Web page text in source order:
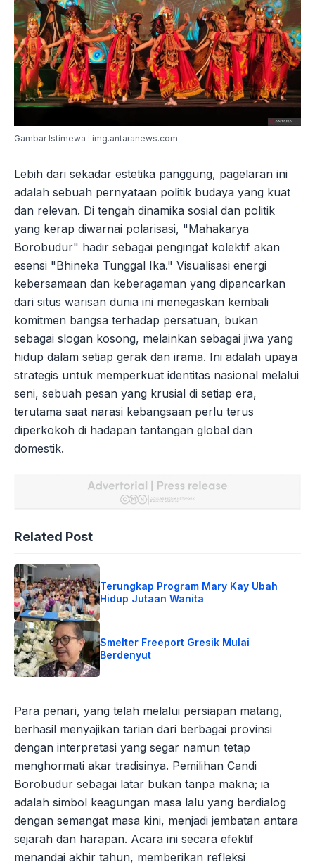
Gambar Istimewa : img.antaranews.com
Lebih dari sekadar estetika panggung, pagelaran ini
adalah sebuah pernyataan politik budaya yang kuat
dan relevan. Di tengah dinamika sosial dan politik
yang kerap diwarnai polarisasi, "Mahakarya
Borobudur" hadir sebagai pengingat kolektif akan
esensi "Bhineka Tunggal Ika." Visualisasi energi
kebersamaan dan keberagaman yang dipancarkan
dari situs warisan dunia ini menegaskan kembali
komitmen bangsa terhadap persatuan, bukan
sebagai slogan kosong, melainkan sebagai jiwa yang
hidup dalam setiap gerak dan irama. Ini adalah upaya
strategis untuk memperkuat identitas nasional melalui
seni, sebuah pesan yang krusial di setiap era,
terutama saat narasi kebangsaan perlu terus
diperkokoh di hadapan tantangan global dan
domestik.
Related Post
Terungkap Program Mary Kay Ubah
Hidup Jutaan Wanita
Smelter Freeport Gresik Mulai
Berdenyut
Para penari, yang telah melalui persiapan matang,
berhasil menyajikan tarian dari berbagai provinsi
dengan interpretasi yang segar namun tetap
menghormati akar tradisinya. Pemilihan Candi
Borobudur sebagai latar bukan tanpa makna; ia
adalah simbol keagungan masa lalu yang berdialog
dengan semangat masa kini, menjadi jembatan antara
sejarah dan harapan. Acara ini secara efektif
menandai akhir tahun, memberikan refleksi